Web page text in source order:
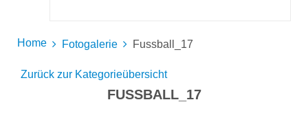
Home Fotogalerie Fussball_17
Zurück zur Kategorieübersicht
FUSSBALL_17